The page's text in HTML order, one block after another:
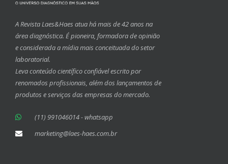
A Revista Laes&Haes atua há mais de 42 anos na
área diagnóstica. É pioneira, formadora de opinião
e considerada a mídia mais conceituada do setor
laboratorial.
Leva conteúdo científico confiável escrito por
renomados profissionais, além dos lançamentos de
produtos e serviços das empresas do mercado.
(11) 991046014 - whatsapp
marketing@laes-haes.com.br